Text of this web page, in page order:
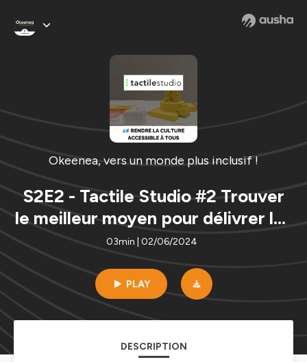
Okeenea, vers un monde plus inclusif !
S2E2 - Tactile Studio #2 Trouver
le meilleur moyen pour délivrer les
messages
03min | 02/06/2024
PLAY
DESCRIPTION